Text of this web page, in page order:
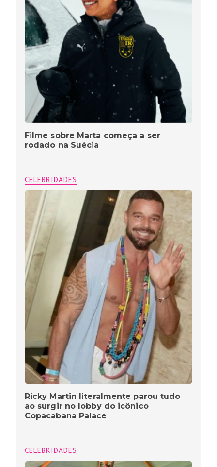
Filme sobre Marta começa a ser
rodado na Suécia
CELEBRIDADES
Ricky Martin literalmente parou tudo
ao surgir no lobby do icônico
Copacabana Palace
CELEBRIDADES